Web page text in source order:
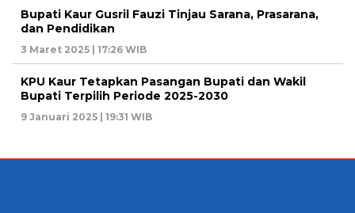
Bupati Kaur Gusril Fauzi Tinjau Sarana, Prasarana,
dan Pendidikan
3 Maret 2025 | 17:26 WIB
KPU Kaur Tetapkan Pasangan Bupati dan Wakil
Bupati Terpilih Periode 2025-2030
9 Januari 2025 | 19:31 WIB